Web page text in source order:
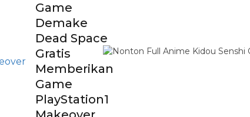
Game
Demake
Dead Space
Gratis
Memberikan
Game
PlayStation1